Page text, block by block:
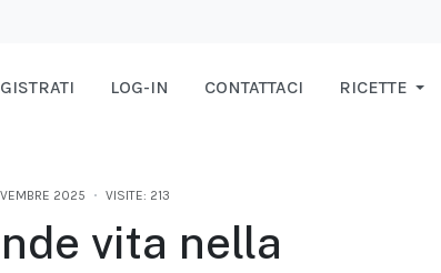
LOG-IN CONTATTACI RICETTE
2025 VISITE: 213
vita nella